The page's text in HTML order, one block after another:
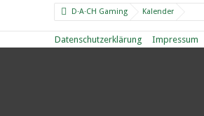
D·A·CH Gaming Kalender
Datenschutzerklärung Impressum